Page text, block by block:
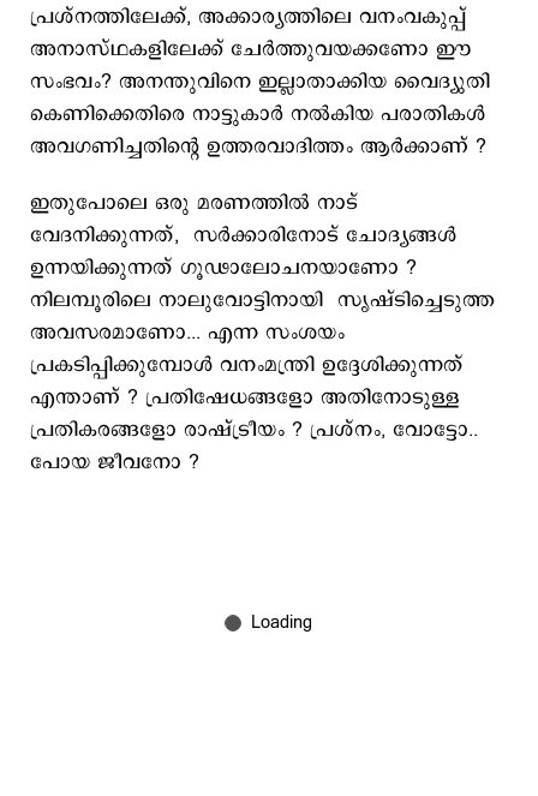
പ്രശ്നത്തിലേക്ക്, അക്കാര്യത്തിലെ വനംവകുപ്പ്
അനാസ്ഥകളിലേക്ക് ചേര്‍ത്തുവയക്കണോ ഈ
സംഭവം? അനന്തുവിനെ ഇല്ലാതാക്കിയ വൈദ്യുതി
കെണിക്കെതിരെ നാട്ടുകാര്‍ നല്‍കിയ പരാതികള്‍
അവഗണിച്ചതിന്‍റെ ഉത്തരവാദിത്തം ആര്‍ക്കാണ് ?
ഇതുപോലെ ഒരു മരണത്തില്‍ നാട്
വേദനിക്കുന്നത്, സ‍ര്‍ക്കാരിനോട് ചോദ്യങ്ങള്‍
ഉന്നയിക്കുന്നത് ഗൂഢാലോചനയാണോ ?
നിലമ്പൂരിലെ നാലുവോട്ടിനായി സൃഷ്ടിച്ചെടുത്ത
അവസരമാണോ... എന്ന സംശയം
പ്രകടിപ്പിക്കുമ്പോള്‍ വനംമന്ത്രി ഉദ്ദേശിക്കുന്നത്
എന്താണ് ? പ്രതിഷേധങ്ങളോ അതിനോടുള്ള
പ്രതികരങ്ങളോ രാഷ്ട്രീയം ? പ്രശ്നം, വോട്ടോ..
പോയ ജീവനോ ?